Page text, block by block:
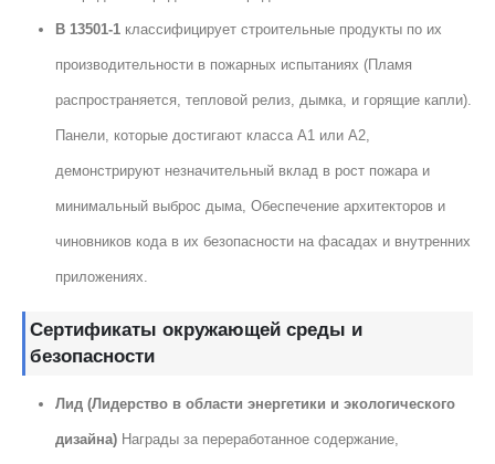
В 13501-1классифицирует строительные продукты по их
производительности в пожарных испытаниях (Пламя
распространяется, тепловой релиз, дымка, и горящие капли).
Панели, которые достигают класса A1 или A2,
демонстрируют незначительный вклад в рост пожара и
минимальный выброс дыма, Обеспечение архитекторов и
чиновников кода в их безопасности на фасадах и внутренних
приложениях.
Сертификаты окружающей среды и
безопасности
Лид (Лидерство в области энергетики и экологического
дизайна)Награды за переработанное содержание,